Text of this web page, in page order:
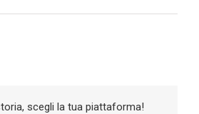
scegli la tua piattaforma!